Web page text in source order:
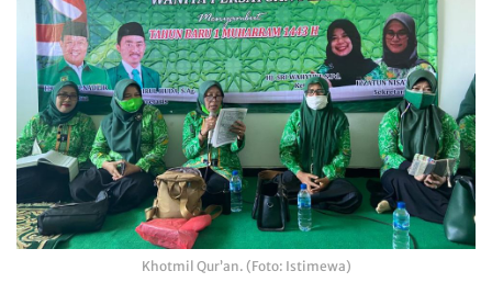
Khotmil Qur’an. (Foto: Istimewa)